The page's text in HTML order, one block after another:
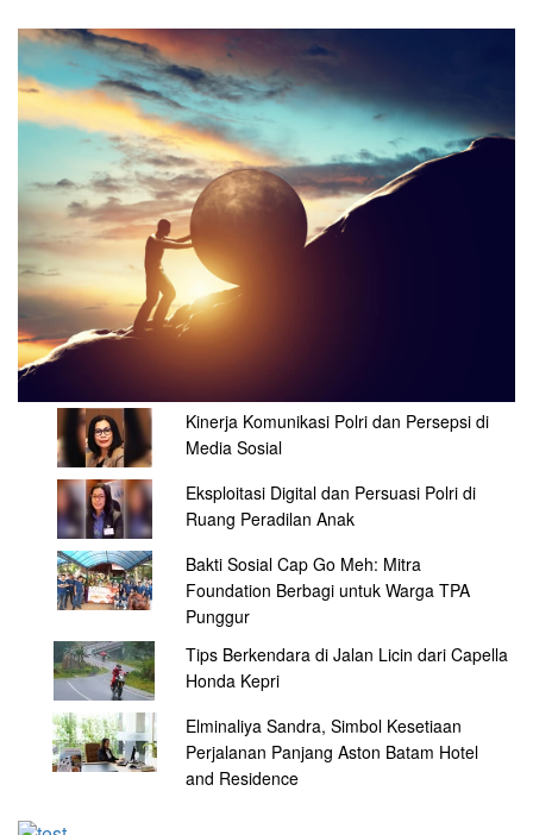
Kinerja Komunikasi Polri dan Persepsi di
Media Sosial
Eksploitasi Digital dan Persuasi Polri di
Ruang Peradilan Anak
Bakti Sosial Cap Go Meh: Mitra
Foundation Berbagi untuk Warga TPA
Punggur
Tips Berkendara di Jalan Licin dari Capella
Honda Kepri
Elminaliya Sandra, Simbol Kesetiaan
Perjalanan Panjang Aston Batam Hotel
and Residence